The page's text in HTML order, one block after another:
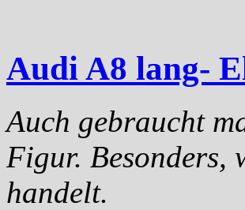
Audi A8 lang-
Auch gebraucht
Figur. Besonders,
handelt.